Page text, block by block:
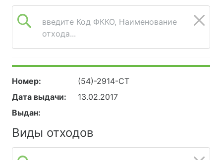
введите Код ФККО, Наименование
отхода...
Номер:
(54)-2914-СТ
Дата выдачи:
13.02.2017
Выдан:
Виды отходов